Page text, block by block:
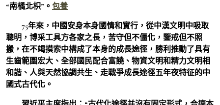
“南橘北枳”。 包養
75年來，中國安身本身國情和實行，從中漢文明中吸取
聰明，博采工具方各家之長，苦守但不僵化，鑒戒但不照
搬，在不竭摸索中構成了本身的成長途徑，勝利推動了具有
生齒範圍宏大、全部國民配合富饒、物資文明和精力文明相
和諧、人與天然協調共生、走戰爭成長途徑五年夜特征的中
國式古代化。